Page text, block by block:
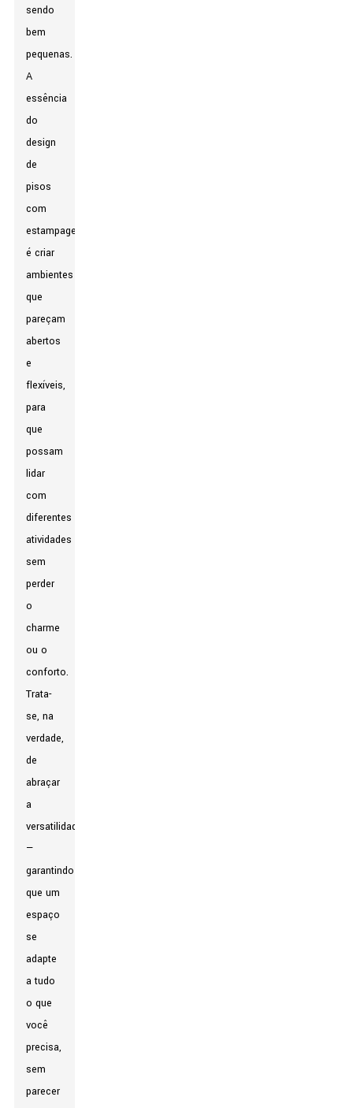
sendo
bem
pequenas.
A
essência
do
design
de
pisos
com
estampagem
é criar
ambientes
que
pareçam
abertos
e
flexíveis,
para
que
possam
lidar
com
diferentes
atividades
sem
perder
o
charme
ou o
conforto.
Trata-
se, na
verdade,
de
abraçar
a
versatilidade
—
garantindo
que um
espaço
se
adapte
a tudo
o que
você
precisa,
sem
parecer